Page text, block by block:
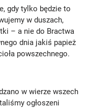
gdy tylko będzie to
w duszach,
– a nie do Bractwa
dnia jakiś papież
powszechnego.
w wierze wszech
ogłoszeni